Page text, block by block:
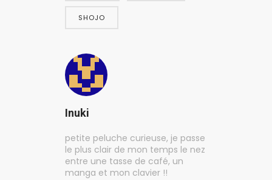
SHOJO
Inuki
petite peluche curieuse, je passe
le plus clair de mon temps le nez
entre une tasse de café, un
manga et mon clavier !!